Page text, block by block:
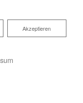
in einem
Akzeptieren